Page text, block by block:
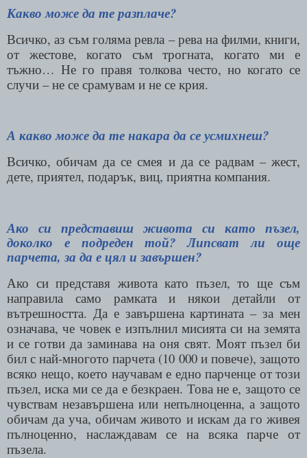
Какво може да те разплаче?
Всичко, аз съм голяма ревла – рева на филми, книги,
от жестове, когато съм трогната, когато ми е
тъжно… Не го правя толкова често, но когато се
случи – не се срамувам и не се крия.
А какво може да те накара да се усмихнеш?
Всичко, обичам да се смея и да се радвам – жест,
дете, приятел, подарък, виц, приятна компания.
Ако си представиш живота си като пъзел,
доколко е подреден той? Липсват ли още
парчета, за да е цял и завършен?
Ако си представя живота като пъзел, то ще съм
направила само рамката и някои детайли от
вътрешността. Да е завършена картината – за мен
означава, че човек е изпълнил мисията си на земята
и се готви да заминава на оня свят. Моят пъзел би
бил с най-многото парчета (10 000 и повече), защото
всяко нещо, което научавам е едно парченце от този
пъзел, иска ми се да е безкраен. Това не е, защото се
чувствам незавършена или непълноценна, а защото
обичам да уча, обичам живото и искам да го живея
пълноценно, наслаждавам се на всяка парче от
пъзела.